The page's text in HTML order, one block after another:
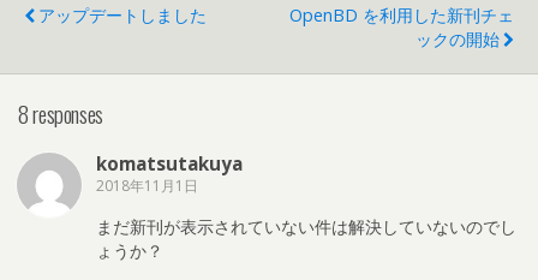
アップデートしました
OpenBD を利用した新刊チェ
ックの開始
8 responses
komatsutakuya
2018年11月1日
まだ新刊が表示されていない件は解決していないのでし
ょうか？